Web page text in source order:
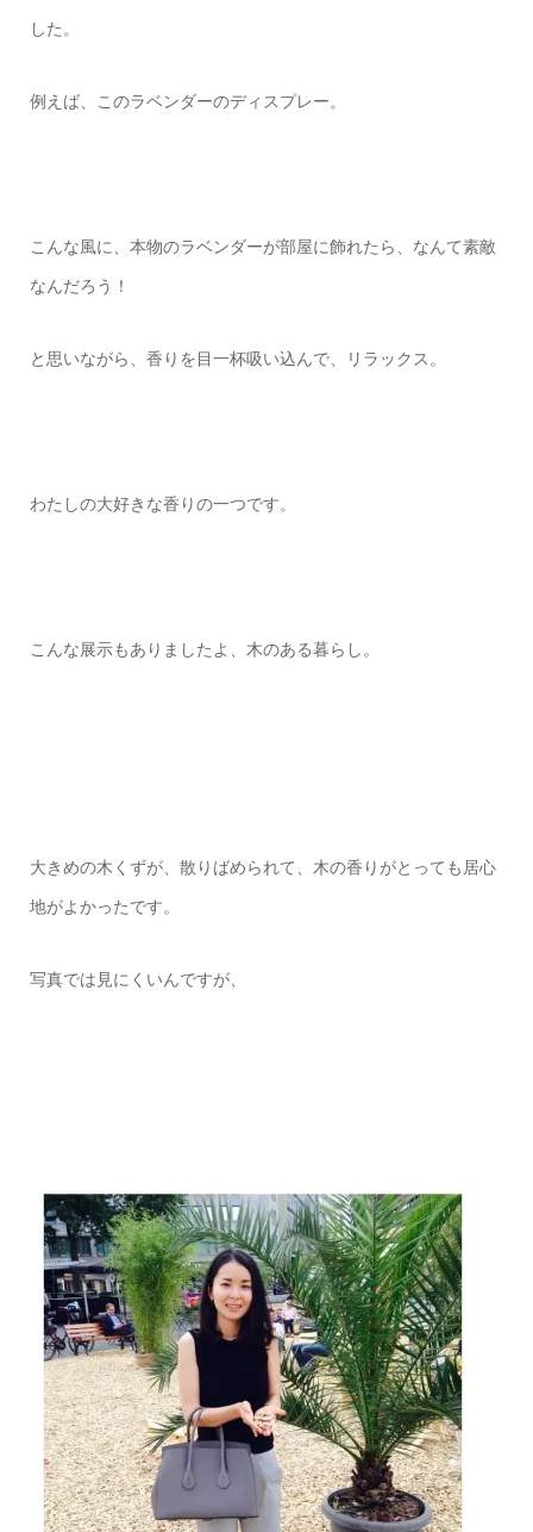
した。
例えば、このラベンダーのディスプレー。
こんな風に、本物のラベンダーが部屋に飾れたら、なんて素敵
なんだろう！
と思いながら、香りを目一杯吸い込んで、リラックス。
わたしの大好きな香りの一つです。
こんな展示もありましたよ、木のある暮らし。
大きめの木くずが、散りばめられて、木の香りがとっても居心
地がよかったです。
写真では見にくいんですが、